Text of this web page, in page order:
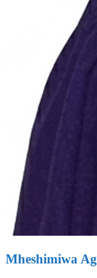
Mheshimiwa